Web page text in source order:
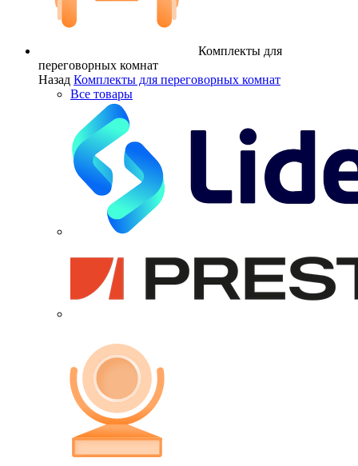
Комплекты для
переговорных комнат
Назад Комплекты для переговорных комнат
Все товары